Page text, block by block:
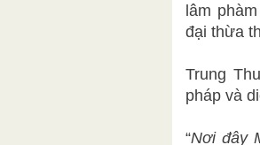
lâm
đại thừa
Trung
pháp và
“Nơi đây